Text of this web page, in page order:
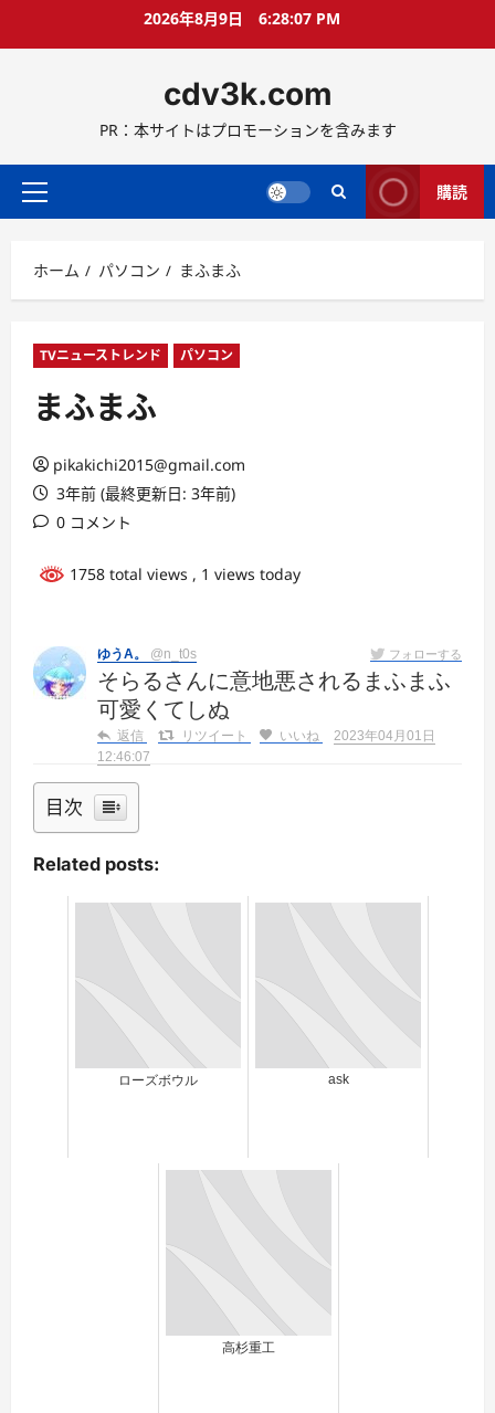
ス
ッ
2026年8月9日 6:28:07 PM
cdv3k.com
PR：本サイトはプロモーションを含みます
メ
メ
ニ
ー
購読
ホーム パソコン まふまふ
TVニューストレンド パソコン
まふまふ
pikakichi2015@gmail.com
3年前 (最終更新日: 3年前)
0 コメント
1758 total views , 1 views today
ゆうA。 @n_t0s フォローする
そらるさんに意地悪されるまふまふ
可愛くてしぬ
返信 リツイート いいね
2023年04月01日
12:46:07
目次
Related posts:
ローズボウル ask
高杉重工